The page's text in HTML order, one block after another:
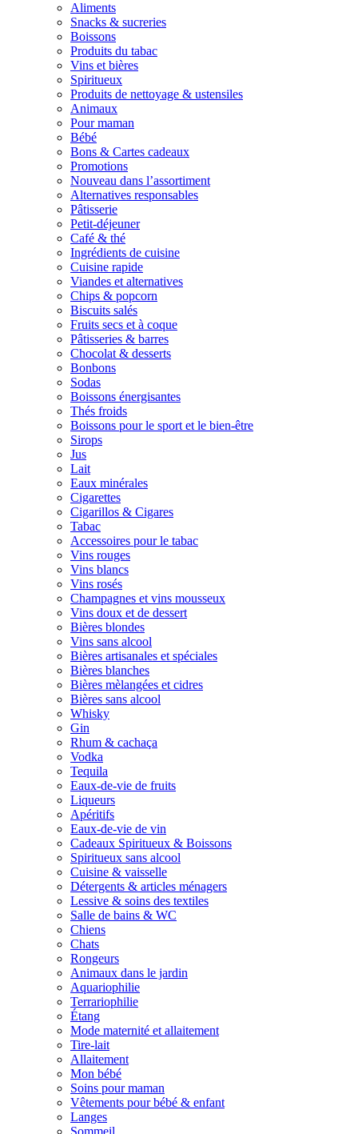
Aliments
Snacks & sucreries
Boissons
Produits du tabac
Vins et bières
Spiritueux
Produits de nettoyage & ustensiles
Animaux
Pour maman
Bébé
Bons & Cartes cadeaux
Promotions
Nouveau dans l’assortiment
Alternatives responsables
Pâtisserie
Petit-déjeuner
Café & thé
Ingrédients de cuisine
Cuisine rapide
Viandes et alternatives
Chips & popcorn
Biscuits salés
Fruits secs et à coque
Pâtisseries & barres
Chocolat & desserts
Bonbons
Sodas
Boissons énergisantes
Thés froids
Boissons pour le sport et le bien-être
Sirops
Jus
Lait
Eaux minérales
Cigarettes
Cigarillos & Cigares
Tabac
Accessoires pour le tabac
Vins rouges
Vins blancs
Vins rosés
Champagnes et vins mousseux
Vins doux et de dessert
Bières blondes
Vins sans alcool
Bières artisanales et spéciales
Bières blanches
Bières mèlangées et cidres
Bières sans alcool
Whisky
Gin
Rhum & cachaça
Vodka
Tequila
Eaux-de-vie de fruits
Liqueurs
Apéritifs
Eaux-de-vie de vin
Cadeaux Spiritueux & Boissons
Spiritueux sans alcool
Cuisine & vaisselle
Détergents & articles ménagers
Lessive & soins des textiles
Salle de bains & WC
Chiens
Chats
Rongeurs
Animaux dans le jardin
Aquariophilie
Terrariophilie
Étang
Mode maternité et allaitement
Tire-lait
Allaitement
Mon bébé
Soins pour maman
Vêtements pour bébé & enfant
Langes
Sommeil